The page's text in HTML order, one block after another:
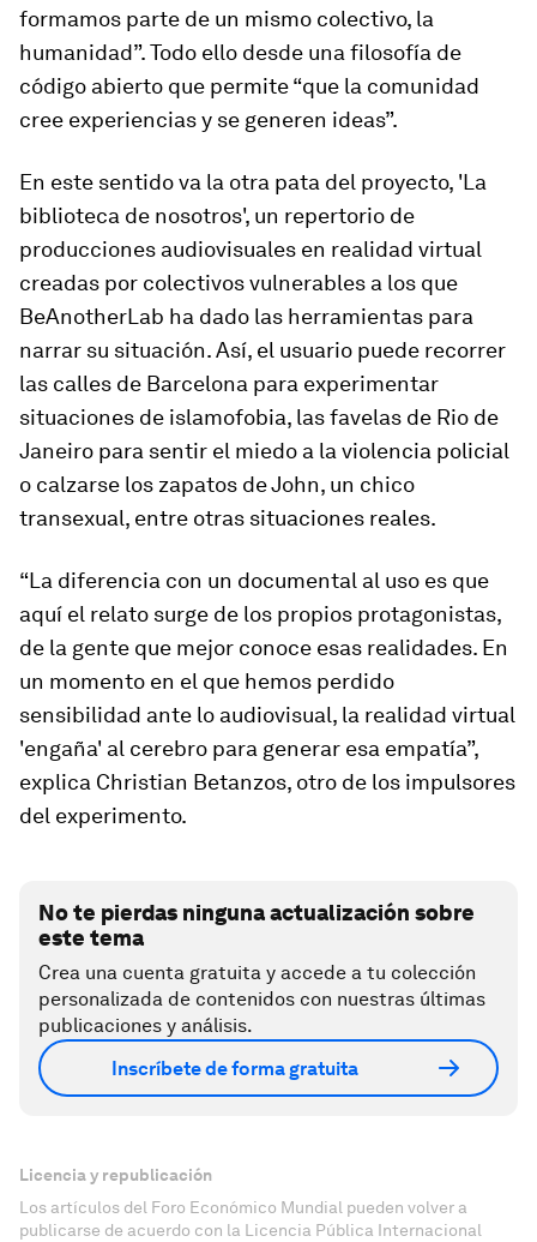
formamos parte de un mismo colectivo, la
humanidad”. Todo ello desde una filosofía de
código abierto que permite “que la comunidad
cree experiencias y se generen ideas”.
En este sentido va la otra pata del proyecto, 'La
biblioteca de nosotros', un repertorio de
producciones audiovisuales en realidad virtual
creadas por colectivos vulnerables a los que
BeAnotherLab ha dado las herramientas para
narrar su situación. Así, el usuario puede recorrer
las calles de Barcelona para experimentar
situaciones de islamofobia, las favelas de Rio de
Janeiro para sentir el miedo a la violencia policial
o calzarse los zapatos de John, un chico
transexual, entre otras situaciones reales.
“La diferencia con un documental al uso es que
aquí el relato surge de los propios protagonistas,
de la gente que mejor conoce esas realidades. En
un momento en el que hemos perdido
sensibilidad ante lo audiovisual, la realidad virtual
'engaña' al cerebro para generar esa empatía”,
explica Christian Betanzos, otro de los impulsores
del experimento.
No te pierdas ninguna actualización sobre
este tema
Crea una cuenta gratuita y accede a tu colección
personalizada de contenidos con nuestras últimas
publicaciones y análisis.
Inscríbete de forma gratuita
Licencia y republicación
Los artículos del Foro Económico Mundial pueden volver a
publicarse de acuerdo con la Licencia Pública Internacional